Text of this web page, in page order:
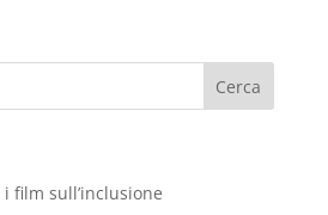
Cerca
i film sull’inclusione